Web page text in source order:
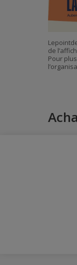
de
Pour